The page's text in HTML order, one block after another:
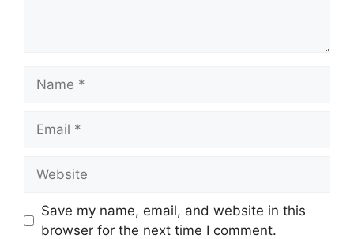
Save my name, email, and website in this
browser for the next time I comment.